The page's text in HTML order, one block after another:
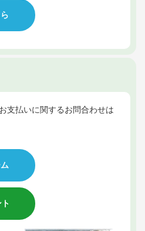
支払いに関するお問合わせは